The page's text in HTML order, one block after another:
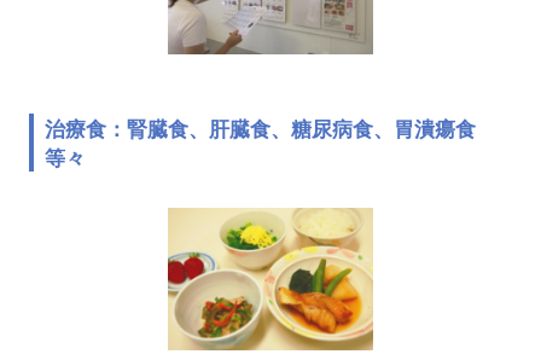
治療食：腎臓食、肝臓食、糖尿病食、胃潰瘍食
等々